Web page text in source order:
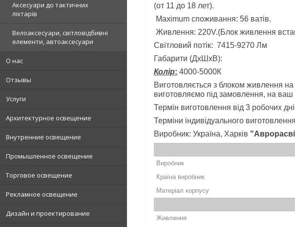
Аксесуари до тактичних
ліхтарів
Велоаксесуари, світловідбивні
елементи, автоаксесуари
О нас
Отзывы
Услуги
Архитектурное освещение
Внутренние освещение
Промышленное освещение
Торговое освещение
Рекламное освещение
Дизайн и проектирование
(от 11 до 18 лет).
Maximum споживання: 56 ватів.
Живлення: 220V.(Блок живлення
Світловий потік: 7415-9270 Лм
Габарити (ДхШхВ):
Колір: 4000-5000К
Виготовляється з блоком живлення на
виготовляємо під замовлення, на ваш
Термін виготовлення від 3 робочих
Терміни індивідуального
Виробник: Україна, Харків
Виробник
Країна виробник
Матеріал корпусу
Живлення